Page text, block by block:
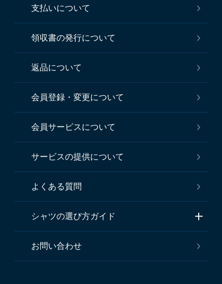
支払いについて
領収書の発行について
返品について
会員登録・変更について
会員サービスについて
サービスの提供について
よくある質問
シャツの選び方ガイド
お問い合わせ